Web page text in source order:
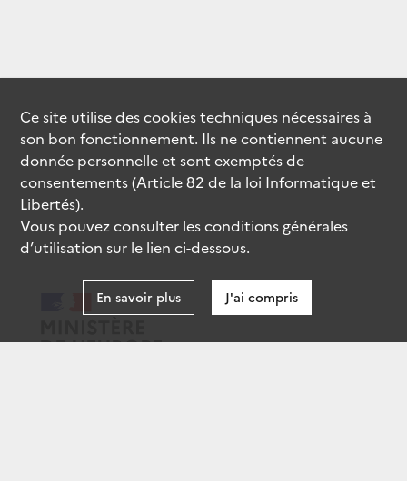
Ce site utilise descookiestechniques nécessaires à
son bon fonctionnement. Ils ne contiennent aucune
donnée personnelle et sont exemptés de
consentements (Article 82 de la loi Informatique et
Libertés).
Vous pouvez consulter les conditions générales
d’utilisation sur le lien ci-dessous.
En savoir plus J'ai compris